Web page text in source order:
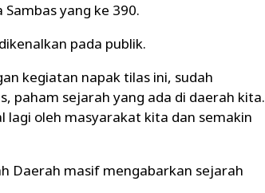
yang ke 390.
pada publik.
kegiatan napak tilas ini, sudah
paham sejarah yang ada di daerah kita.
lagi oleh masyarakat kita dan semakin
Daerah masif mengabarkan sejarah